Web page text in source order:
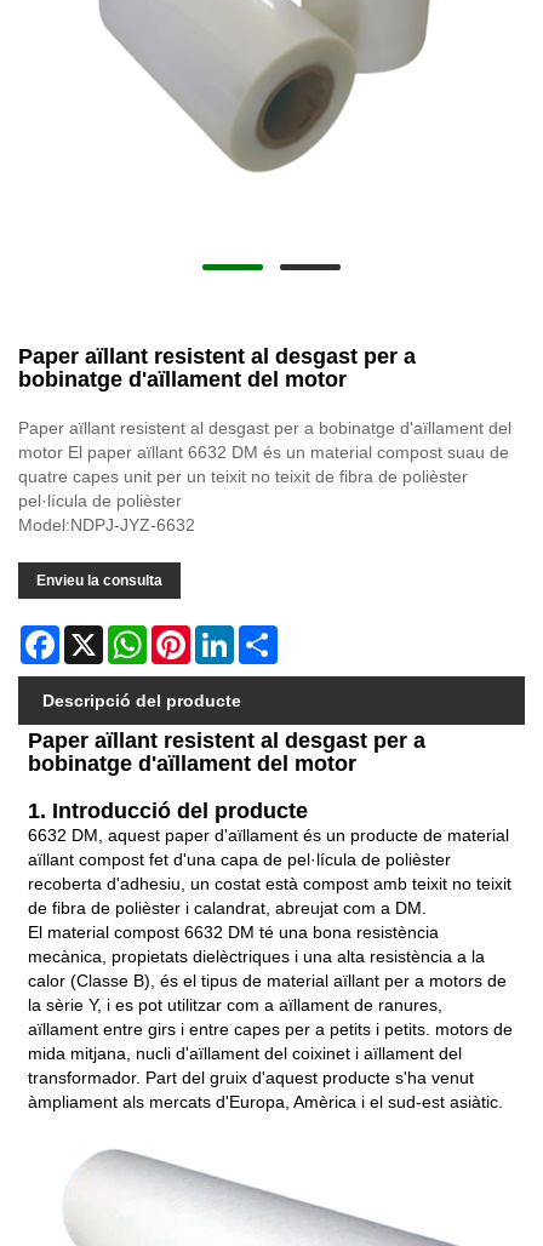
Paper aïllant resistent al desgast per a
bobinatge d'aïllament del motor
Paper aïllant resistent al desgast per a bobinatge d'aïllament del
motor El paper aïllant 6632 DM és un material compost suau de
quatre capes unit per un teixit no teixit de fibra de polièster
pel·lícula de polièster
Model:NDPJ-JYZ-6632
Envieu la consulta
Facebook
X WhatsAppPinterestLinkedIn
Descripció del producte
Paper aïllant resistent al desgast per a
bobinatge d'aïllament del motor
1. Introducció del producte
6632 DM, aquest paper d'aïllament és un producte de material
aïllant compost fet d'una capa de pel·lícula de polièster
recoberta d'adhesiu, un costat està compost amb teixit no teixit
de fibra de polièster i calandrat, abreujat com a DM.
El material compost 6632 DM té una bona resistència
mecànica, propietats dielèctriques i una alta resistència a la
calor (Classe B), és el tipus de material aïllant per a motors de
la sèrie Y, i es pot utilitzar com a aïllament de ranures,
aïllament entre girs i entre capes per a petits i petits. motors de
mida mitjana, nucli d'aïllament del coixinet i aïllament del
transformador. Part del gruix d'aquest producte s'ha venut
àmpliament als mercats d'Europa, Amèrica i el sud-est asiàtic.